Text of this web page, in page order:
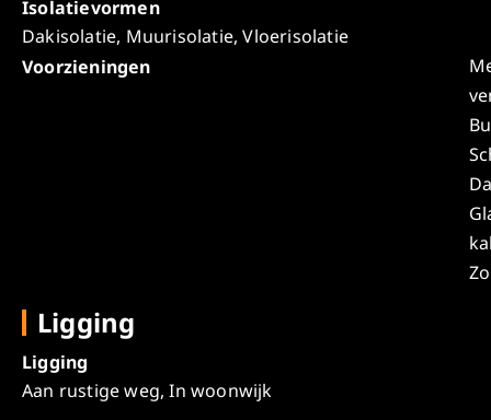
Isolatievormen
Dakisolatie, Muurisolatie, Vloerisolatie
Voorzieningen
Ligging
Ligging
Aan rustige weg, In woonwijk